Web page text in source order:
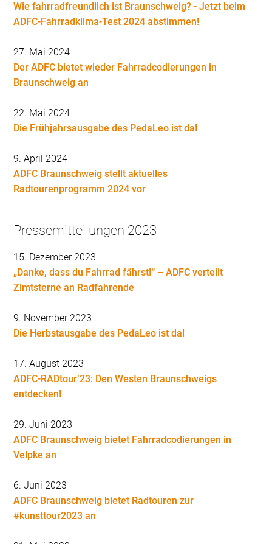
Wie fahrradfreundlich ist Braunschweig? - Jetzt beim
ADFC-Fahrradklima-Test 2024 abstimmen!
27. Mai 2024
Der ADFC bietet wieder Fahrradcodierungen in
Braunschweig an
22. Mai 2024
Die Frühjahrsausgabe des PedaLeo ist da!
9. April 2024
ADFC Braunschweig stellt aktuelles
Radtourenprogramm 2024 vor
Pressemitteilungen 2023
15. Dezember 2023
„Danke, dass du Fahrrad fährst!“ – ADFC verteilt
Zimtsterne an Radfahrende
9. November 2023
Die Herbstausgabe des PedaLeo ist da!
17. August 2023
ADFC-RADtour‘23: Den Westen Braunschweigs
entdecken!
29. Juni 2023
ADFC Braunschweig bietet Fahrradcodierungen in
Velpke an
6. Juni 2023
ADFC Braunschweig bietet Radtouren zur
#kunsttour2023 an